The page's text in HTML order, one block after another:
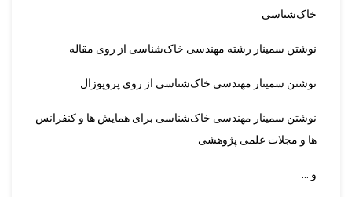
خاک‌شناسی
نوشتن سمینار رشته مهندسی خاک‌شناسی از روی مقاله
نوشتن سمینار مهندسی خاک‌شناسی از روی پروپوزال
نوشتن سمینار مهندسی خاک‌شناسی برای همایش ها و کنفرانس
ها و مجلات علمی پژوهشی
و …